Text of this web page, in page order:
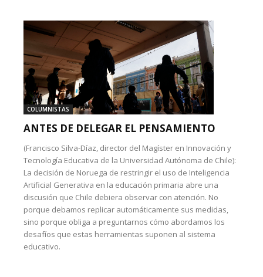
COLUMNISTAS
ANTES DE DELEGAR EL PENSAMIENTO
(Francisco Silva-Díaz, director del Magíster en Innovación y
Tecnología Educativa de la Universidad Autónoma de Chile):
La decisión de Noruega de restringir el uso de Inteligencia
Artificial Generativa en la educación primaria abre una
discusión que Chile debiera observar con atención. No
porque debamos replicar automáticamente sus medidas,
sino porque obliga a preguntarnos cómo abordamos los
desafíos que estas herramientas suponen al sistema
educativo.